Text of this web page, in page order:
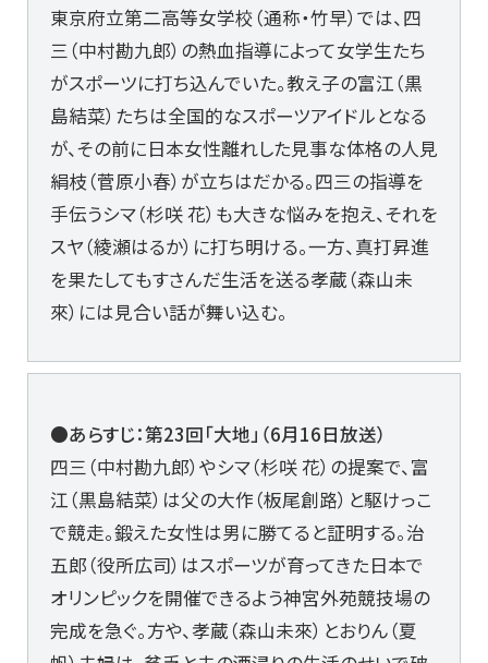
東京府立第二高等女学校（通称・竹早）では、四
三（中村勘九郎）の熱血指導によって女学生たち
がスポーツに打ち込んでいた。教え子の富江（黒
島結菜）たちは全国的なスポーツアイドルとなる
が、その前に日本女性離れした見事な体格の人見
絹枝（菅原小春）が立ちはだかる。四三の指導を
手伝うシマ（杉咲 花）も大きな悩みを抱え、それを
スヤ（綾瀬はるか）に打ち明ける。一方、真打昇進
を果たしてもすさんだ生活を送る孝蔵（森山未
來）には見合い話が舞い込む。
●あらすじ：第23回「大地」（6月16日放送）
四三（中村勘九郎）やシマ（杉咲 花）の提案で、富
江（黒島結菜）は父の大作（板尾創路）と駆けっこ
で競走。鍛えた女性は男に勝てると証明する。治
五郎（役所広司）はスポーツが育ってきた日本で
オリンピックを開催できるよう神宮外苑競技場の
完成を急ぐ。方や、孝蔵（森山未來）とおりん（夏